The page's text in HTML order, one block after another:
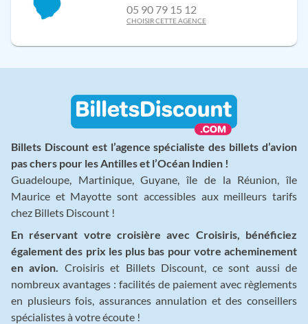
05 90 79 15 12
CHOISIR CETTE AGENCE
Billets Discount est l’agence spécialiste des billets d’avion
pas chers pour les Antilles et l’Océan Indien !
Guadeloupe, Martinique, Guyane, île de la Réunion, île
Maurice et Mayotte sont accessibles aux meilleurs tarifs
chez Billets Discount !
En réservant votre croisière avec Croisiris, bénéficiez
également des prix les plus bas pour votre acheminement
en avion.
Croisiris et Billets Discount, ce sont aussi de
nombreux avantages : facilités de paiement avec règlements
en plusieurs fois, assurances annulation et des conseillers
spécialistes à votre écoute !